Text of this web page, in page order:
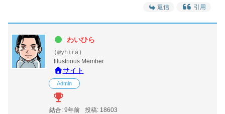
返信 引用
わいひら
(@yhira)
Illustrious Member
サイト
Admin
結合: 9年前 投稿: 18603